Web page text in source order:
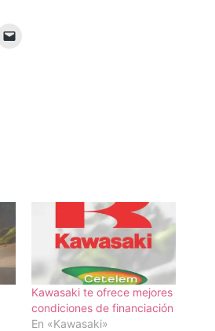
Kawasaki te ofrece mejores
condiciones de financiación
En «Kawasaki»